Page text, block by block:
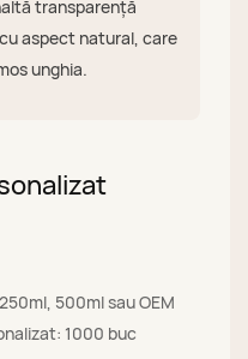
transparență
aspect natural, care
unghia.
500ml sau OEM
1000 buc